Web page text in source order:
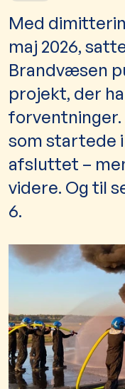
Med
maj 2026,
Brandvæsen
projekt, der
som startede
afsluttet –
videre. Og til
6.